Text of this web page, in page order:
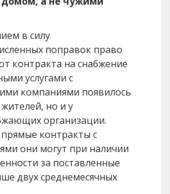
в силу
поправок право
контракта на снабжение
услугами с
компаниями появилось
но и у
организации.
контракты с
они могут при наличии
за поставленные
двух среднемесячных